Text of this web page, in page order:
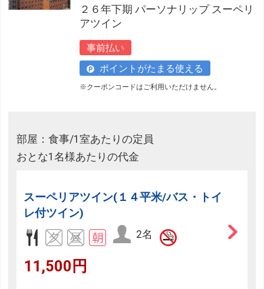
２６年下期 パーソナリップ スーペリ
アツイン
事前払い
ポイントがたまる使える
※クーポンコードはご利用いただけません。
部屋：食事/1室あたりの定員
おとな1名様あたりの代金
スーペリアツイン(１４平米/バス・トイ
レ付ツイン)
2名
11,500円